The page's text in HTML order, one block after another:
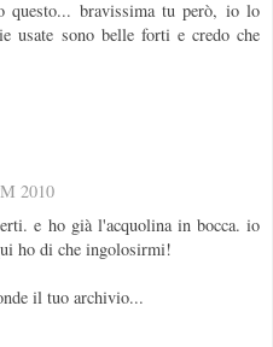
questo... bravissima tu però, io lo
usate sono belle forti e credo che
2010
e ho già l'acquolina in bocca. io
ho di che ingolosirmi!
il tuo archivio...